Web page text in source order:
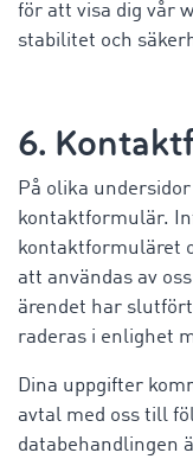
för att visa dig vår
stabilitet och
6.
På olika
kontaktformulär.
kontaktformuläret
att användas av
ärendet har
raderas i enlighet
Dina uppgifter
avtal med oss ​​till
databehandlingen